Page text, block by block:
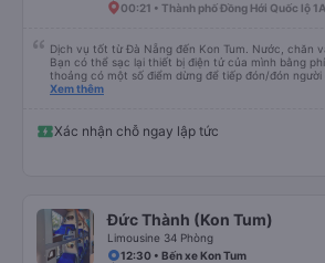
00:21 • Thành phố Đồng Hới Quốc lộ 1A
Dịch vụ tốt từ Đà Nẵng đến Kon Tum. Nước, chăn
Bạn có thể sạc lại thiết bị điện tử của mình bằng
thoảng có một số điểm dừng để tiếp đón/đón người
hơn một chút so với mô tả. (Lưu ý: chúng tôi hiểu
Xem thêm
Xác nhận chỗ ngay lập tức
Đức Thành (Kon Tum)
Limousine 34 Phòng
12:30 • Bến xe Kon Tum